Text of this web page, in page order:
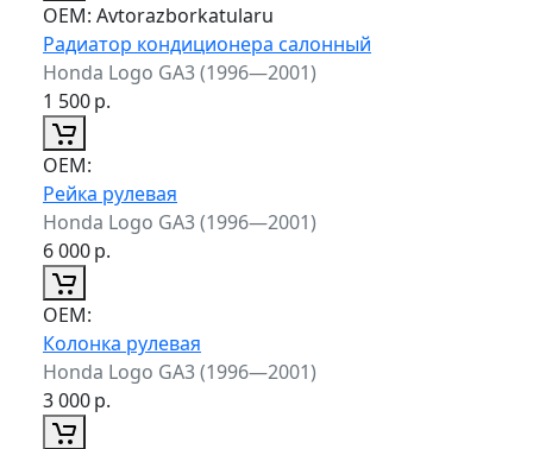
ОЕМ: Avtorazborkatularu
Радиатор кондиционера салонный
Honda Logo GA3 (1996—2001)
1 500р.
ОЕМ:
Рейка рулевая
Honda Logo GA3 (1996—2001)
6 000р.
ОЕМ:
Колонка рулевая
Honda Logo GA3 (1996—2001)
3 000р.